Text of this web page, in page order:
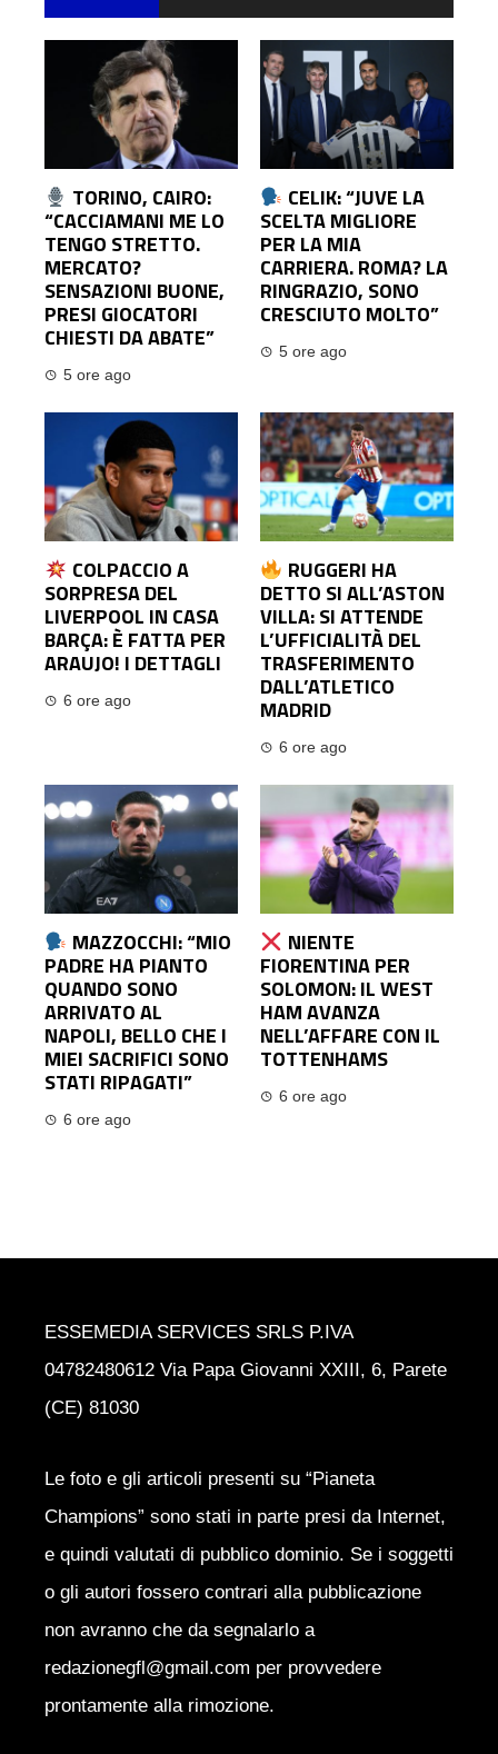
TORINO, CAIRO:
“CACCIAMANI ME LO
TENGO STRETTO.
MERCATO?
SENSAZIONI BUONE,
PRESI GIOCATORI
CHIESTI DA ABATE”
5 ore ago
CELIK: “JUVE LA
SCELTA MIGLIORE
PER LA MIA
CARRIERA. ROMA? LA
RINGRAZIO, SONO
CRESCIUTO MOLTO”
5 ore ago
COLPACCIO A
SORPRESA DEL
LIVERPOOL IN CASA
BARÇA: È FATTA PER
ARAUJO! I DETTAGLI
6 ore ago
RUGGERI HA
DETTO SI ALL’ASTON
VILLA: SI ATTENDE
L’UFFICIALITÀ DEL
TRASFERIMENTO
DALL’ATLETICO
MADRID
6 ore ago
MAZZOCCHI: “MIO
PADRE HA PIANTO
QUANDO SONO
ARRIVATO AL
NAPOLI, BELLO CHE I
MIEI SACRIFICI SONO
STATI RIPAGATI”
6 ore ago
NIENTE
FIORENTINA PER
SOLOMON: IL WEST
HAM AVANZA
NELL’AFFARE CON IL
TOTTENHAMS
6 ore ago
ESSEMEDIA SERVICES SRLS P.IVA
04782480612 Via Papa Giovanni XXIII, 6, Parete
(CE) 81030
Le foto e gli articoli presenti su “Pianeta
Champions” sono stati in parte presi da Internet,
e quindi valutati di pubblico dominio. Se i soggetti
o gli autori fossero contrari alla pubblicazione
non avranno che da segnalarlo a
redazionegfl@gmail.com per provvedere
prontamente alla rimozione.